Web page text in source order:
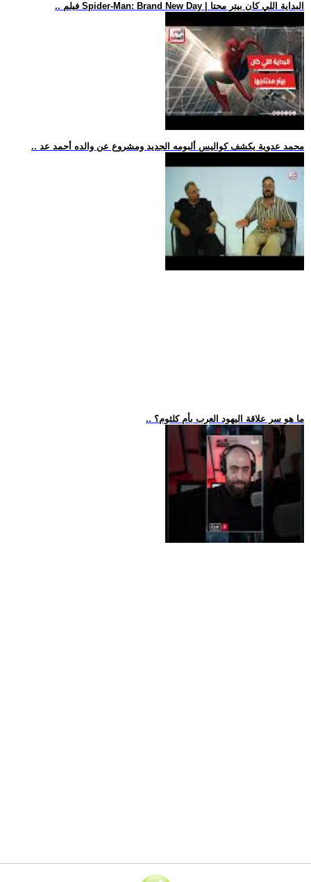
.. فيلم Spider-Man: Brand New Day | البداية اللي كان بيتر محتا
.. محمد عدوية يكشف كواليس ألبومه الجديد ومشروع عن والده أحمد عد
.. ما هو سر علاقة اليهود العرب بأم كلثوم؟